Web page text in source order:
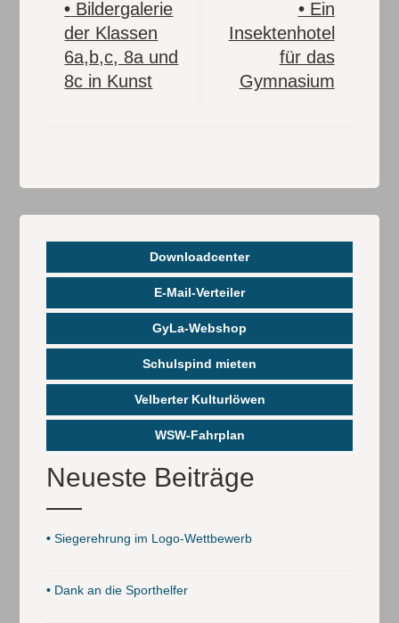
• Bildergalerie
der Klassen
6a,b,c, 8a und
8c in Kunst
•Ein
Insektenhotel
für das
Gymnasium
Downloadcenter
E-Mail-Verteiler
GyLa-Webshop
Schulspind mieten
Velberter Kulturlöwen
WSW-Fahrplan
Neueste Beiträge
• Siegerehrung im Logo-Wettbewerb
• Dank an die Sporthelfer